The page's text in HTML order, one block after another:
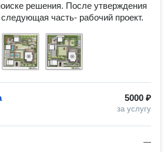
решения. После утверждения
часть- рабочий проект.
5000 ₽
за услугу
—